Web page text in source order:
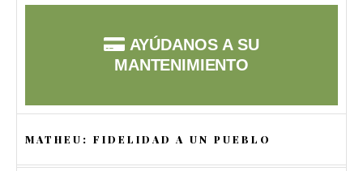
AYÚDANOS A SU
MANTENIMIENTO
MATHEU: FIDELIDAD A UN PUEBLO